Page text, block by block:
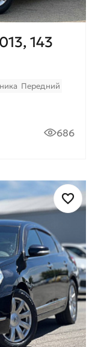
143
Передний
686